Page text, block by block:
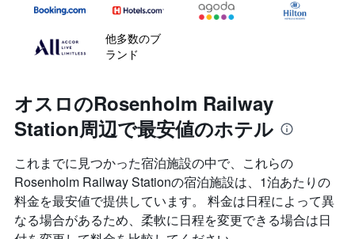
他多数のブ
ランド
オスロのRosenholm Railway
Station周辺で最安値のホテル
これまでに見つかった宿泊施設の中で、これらの
Rosenholm Railway Station​の宿泊施設は、1泊あたりの
料金を最安値で提供しています。 料金は日程によって異
なる場合があるため、柔軟に日程を変更できる場合は日